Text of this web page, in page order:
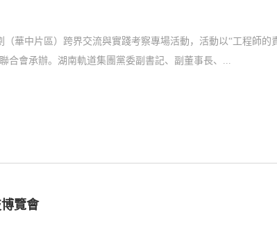
華中片區）跨界交流與實踐考察專場活動，活動以“工程師的
會承辦。湖南軌道集團黨委副書記、副董事長、...
覽會